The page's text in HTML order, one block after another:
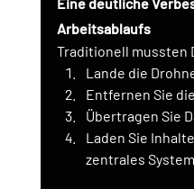
Arbeitsablaufs
Traditionell mussten
Lande die
Entfernen Sie
Übertragen Sie
Laden Sie
zentrales